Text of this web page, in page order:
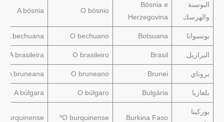
البوسنة
والهرسك
Bósnia e
Herzegovina
O bósnio
A bósnia
بوتسوانا Botsuana
O bechuano
A bechuana
البرازيل Brasil
O brasileiro
A brasileira
بروناي Brunei
O bruneano
A bruneana
بلغاريا Bulgária
O búlgaro
A búlgara
بوركينا
Burkina Faso
O burquinense*
burquinense*